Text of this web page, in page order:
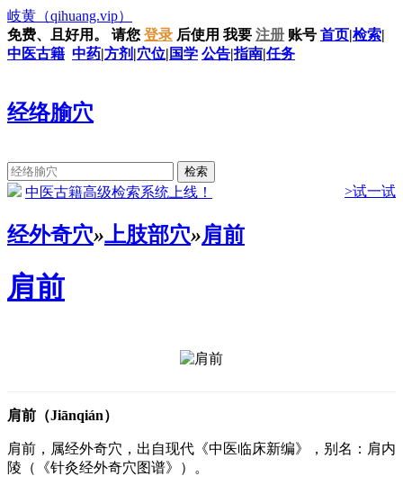
岐黄 （qihuang.vip）
免费、且好用。
请您 登录 后使用 我要 注册 账号 首页|检索|
中医古籍 中药|方剂 |穴位| 国学 公告|指南|任务
经络腧穴
中医古籍高级检索系统上线！ >试一试
经外奇穴»上肢部穴»肩前
肩前
肩前（Jiānqián）
肩前，属经外奇穴，出自现代《中医临床新编》，别名：肩内
陵（《针灸经外奇穴图谱》）。